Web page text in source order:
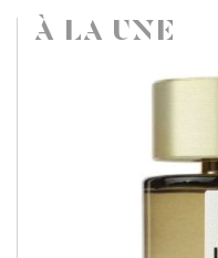
À LA UNE